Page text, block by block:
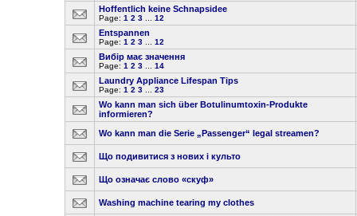
Hoffentlich keine Schnapsidee
Page: 1 2 3... 12
Entspannen
Page: 1 2 3... 12
Вибір має значення
Page: 1 2 3... 14
Laundry Appliance Lifespan Tips
Page: 1 2 3... 23
Wo kann man sich über Botulinumtoxin-Produkte
informieren?
Wo kann man die Serie „Passenger“ legal streamen?
Що подивитися з нових і культо
Що означає слово «скуф»
Washing machine tearing my clothes